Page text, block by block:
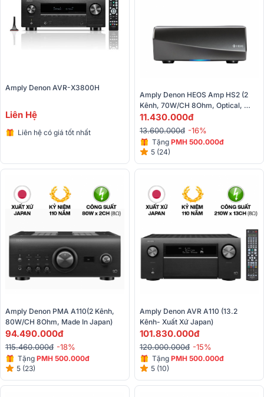
Amply Denon AVR-X3800H
Liên Hệ
Liên hệ có giá tốt nhất
Amply Denon HEOS Amp HS2 (2
Kênh, 70W/CH 8Ohm, Optical,
Wifi, USB, RCA)
11.430.000đ
13.600.000đ -16%
Tặng PMH 500.000đ
5 (24)
Amply Denon PMA A110(2 Kênh,
80W/CH 8Ohm, Made In Japan)
94.490.000đ
115.460.000đ -18%
Tặng PMH 500.000đ
5 (23)
Amply Denon AVR A110 (13.2
Kênh- Xuất Xứ Japan)
101.830.000đ
120.000.000đ -15%
Tặng PMH 500.000đ
5 (10)